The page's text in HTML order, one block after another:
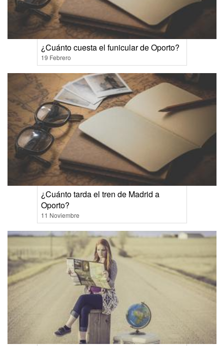
¿Cuánto cuesta el funicular de Oporto?
19 Febrero
¿Cuánto tarda el tren de Madrid a
Oporto?
11 Noviembre